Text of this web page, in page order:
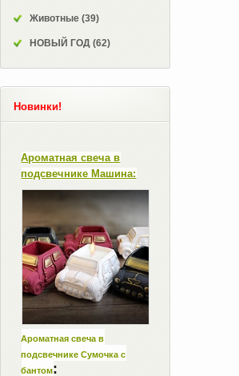
Животные (39)
НОВЫЙ ГОД (62)
Новинки!
Ароматная свеча в
подсвечнике Машина:
Ароматная свеча в
подсвечнике Сумочка с
бантом: